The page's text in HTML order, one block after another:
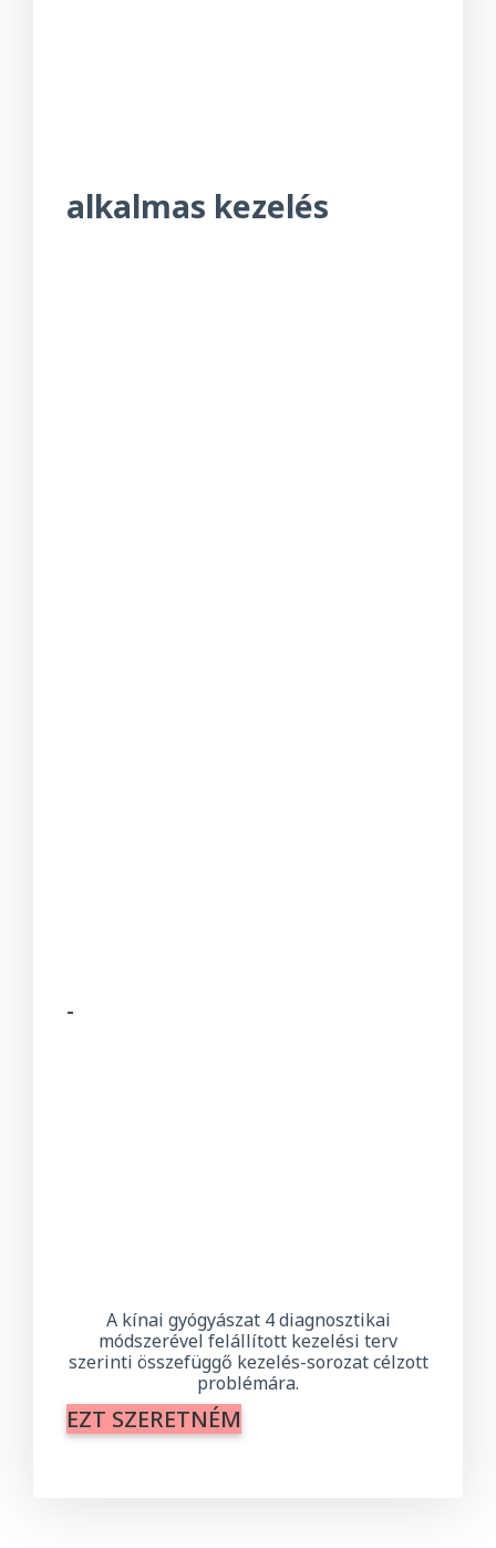
alkalmas kezelés
-
A kínai gyógyászat 4 diagnosztikai
módszerével felállított kezelési terv
szerinti összefüggő kezelés-sorozat célzott
problémára.
EZT SZERETNÉM